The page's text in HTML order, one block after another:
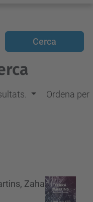
Ordena per
Zaha